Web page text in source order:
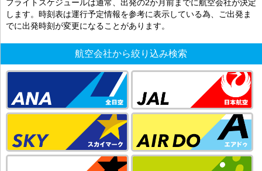
フライトスケジュールは通常、出発の2か月前までに航空会社が決定
します。時刻表は運行予定情報を参考に表示している為、ご出発ま
でに出発時刻が変更になることがあります。
航空会社から絞り込み検索